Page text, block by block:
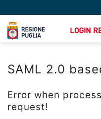
SAML 2.0
Error when
request!